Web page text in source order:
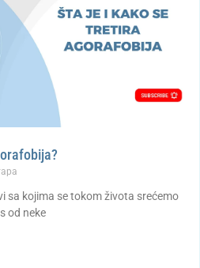
kojima se tokom života srećemo
od neke